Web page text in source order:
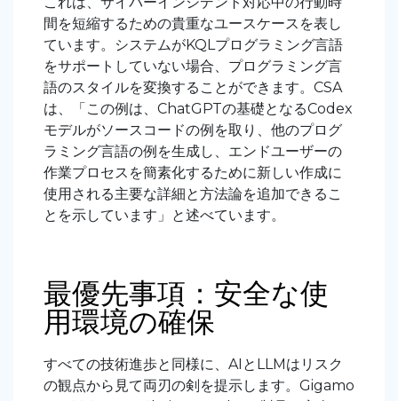
間を短縮するための貴重なユースケースを表し
ています。システムがKQLプログラミング言語
をサポートしていない場合、プログラミング言
語のスタイルを変換することができます。CSA
は、「この例は、ChatGPTの基礎となるCodex
モデルがソースコードの例を取り、他のプログ
ラミング言語の例を生成し、エンドユーザーの
作業プロセスを簡素化するために新しい作成に
使用される主要な詳細と方法論を追加できるこ
とを示しています」と述べています。
最優先事項：安全な使
用環境の確保
すべての技術進歩と同様に、AIとLLMはリスク
の観点から見て両刃の剣を提示します。Gigamo